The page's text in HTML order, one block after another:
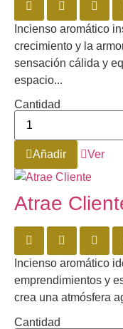
Incienso aromático
crecimiento y la
sensación cálida y
espacio...
Cantidad
Añadir Ver
Atrae
Incienso aromático
emprendimientos y
crea una atmósfera
Cantidad